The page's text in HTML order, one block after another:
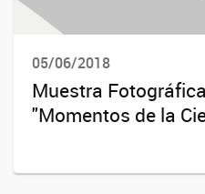
05/06/2018
Muestra
"Momentos de la